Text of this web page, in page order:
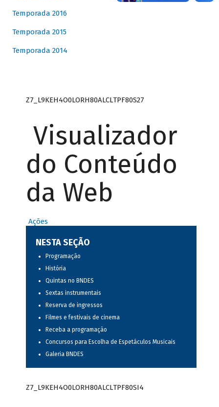
Temporada 2016
Temporada 2015
Temporada 2014
Z7_L9KEH4O0LORH80ALCLTPF80S27
Visualizador
do Conteúdo
da Web
Ações
NESTA SEÇÃO
Programação
História
Quintas no BNDES
Sextas instrumentais
Reserva de ingressos
Filmes e festivais de cinema
Receba a programação
Concursos para Escolha de Espetáculos Musicais
Galeria BNDES
Z7_L9KEH4O0LORH80ALCLTPF80SI4